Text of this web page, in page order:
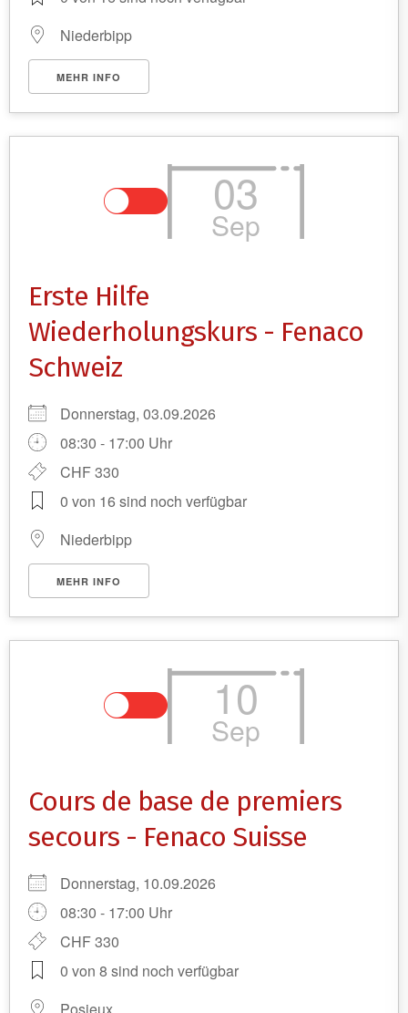
Niederbipp
MEHR INFO
03
Sep
Erste Hilfe
Wiederholungskurs - Fenaco
Schweiz
Donnerstag, 03.09.2026
08:30 - 17:00 Uhr
CHF 330
0 von 16 sind noch verfügbar
Niederbipp
MEHR INFO
10
Sep
Cours de base de premiers
secours - Fenaco Suisse
Donnerstag, 10.09.2026
08:30 - 17:00 Uhr
CHF 330
0 von 8 sind noch verfügbar
Posieux